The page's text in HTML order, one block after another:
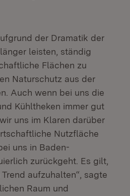
der Dramatik der
leisten, ständig
Flächen zu
Naturschutz aus der
Auch wenn bei uns die
Kühltheken immer gut
uns im Klaren darüber
Nutzfläche
uns in Baden-
zurückgeht. Es gilt,
aufzuhalten“, sagte
Raum und